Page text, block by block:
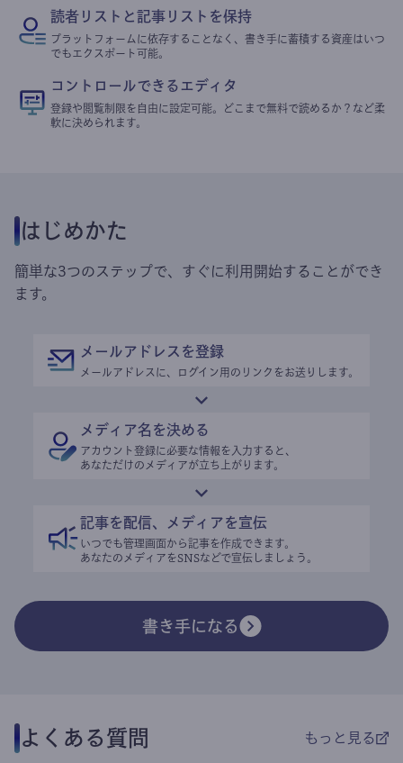
読者リストと記事リストを保持
プラットフォームに依存することなく、書き手に蓄積する資産はいつ
でもエクスポート可能。
コントロールできるエディタ
登録や閲覧制限を自由に設定可能。どこまで無料で読めるか？など柔
軟に決められます。
はじめかた
簡単な3つのステップで、すぐに利用開始することができ
ます。
メールアドレスを登録
メールアドレスに、ログイン用のリンクをお送りします。
メディア名を決める
アカウント登録に必要な情報を入力すると、
あなただけのメディアが立ち上がります。
記事を配信、メディアを宣伝
いつでも管理画面から記事を作成できます。
あなたのメディアをSNSなどで宣伝しましょう。
書き手になる
よくある質問 もっと見る